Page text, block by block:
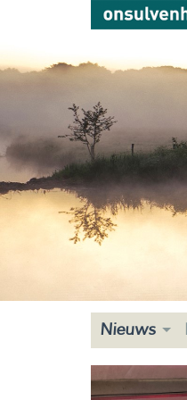
Nieuws